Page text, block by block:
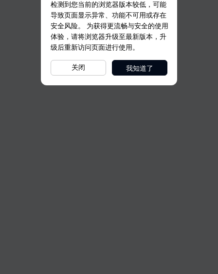
检测到您当前的浏览器版本较低，可能
导致页面显示异常、功能不可用或存在
安全风险。 为获得更流畅与安全的使用
体验，请将浏览器升级至最新版本，升
级后重新访问页面进行使用。
关闭 我知道了